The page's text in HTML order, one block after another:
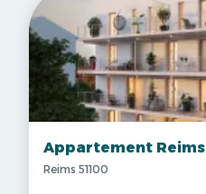
Appartement Reims
Reims 51100